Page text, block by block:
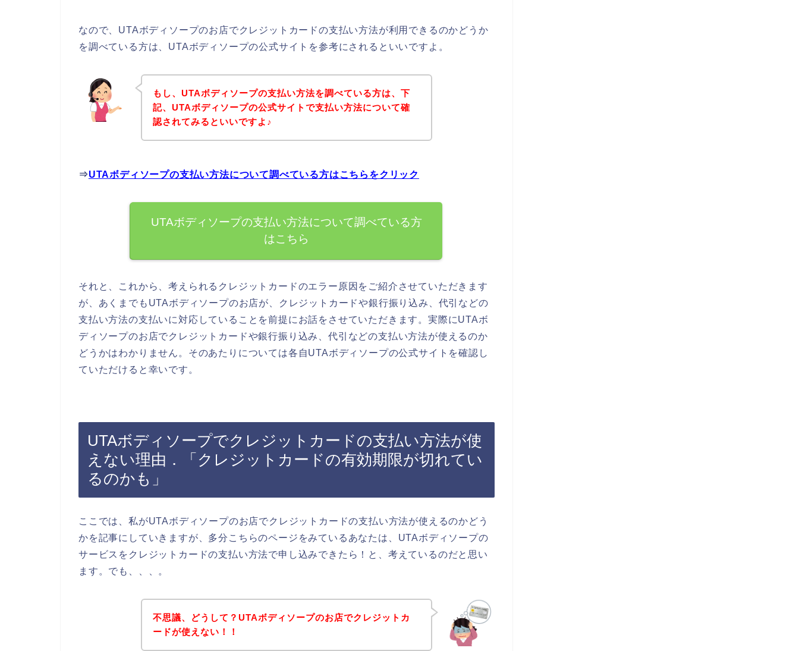
なので、UTAボディソープのお店でクレジットカードの支払い方法が利用できるのかどうか
を調べている方は、UTAボディソープの公式サイトを参考にされるといいですよ。
もし、UTAボディソープの支払い方法を調べている方は、下
記、UTAボディソープの公式サイトで支払い方法について確
認されてみるといいですよ♪
⇒UTAボディソープの支払い方法について調べている方はこちらをクリック
UTAボディソープの支払い方法について調べている方
はこちら
それと、これから、考えられるクレジットカードのエラー原因をご紹介させていただきます
が、あくまでもUTAボディソープのお店が、クレジットカードや銀行振り込み、代引などの
支払い方法の支払いに対応していることを前提にお話をさせていただきます。実際にUTAボ
ディソープのお店でクレジットカードや銀行振り込み、代引などの支払い方法が使えるのか
どうかはわかりません。そのあたりについては各自UTAボディソープの公式サイトを確認し
ていただけると幸いです。
UTAボディソープでクレジットカードの支払い方法が使
えない理由．「クレジットカードの有効期限が切れてい
るのかも」
ここでは、私がUTAボディソープのお店でクレジットカードの支払い方法が使えるのかどう
かを記事にしていきますが、多分こちらのページをみているあなたは、UTAボディソープの
サービスをクレジットカードの支払い方法で申し込みできたら！と、考えているのだと思い
ます。でも、、、。
不思議、どうして？UTAボディソープのお店でクレジットカ
ードが使えない！！